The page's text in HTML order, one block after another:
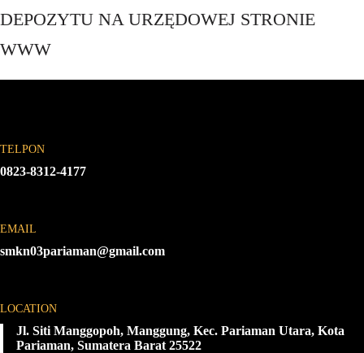
DEPOZYTU NA URZĘDOWEJ STRONIE
WWW
TELPON
0823-8312-4177
EMAIL
smkn03pariaman@gmail.com
LOCATION
Jl. Siti Manggopoh, Manggung, Kec. Pariaman Utara, Kota
Pariaman, Sumatera Barat 25522